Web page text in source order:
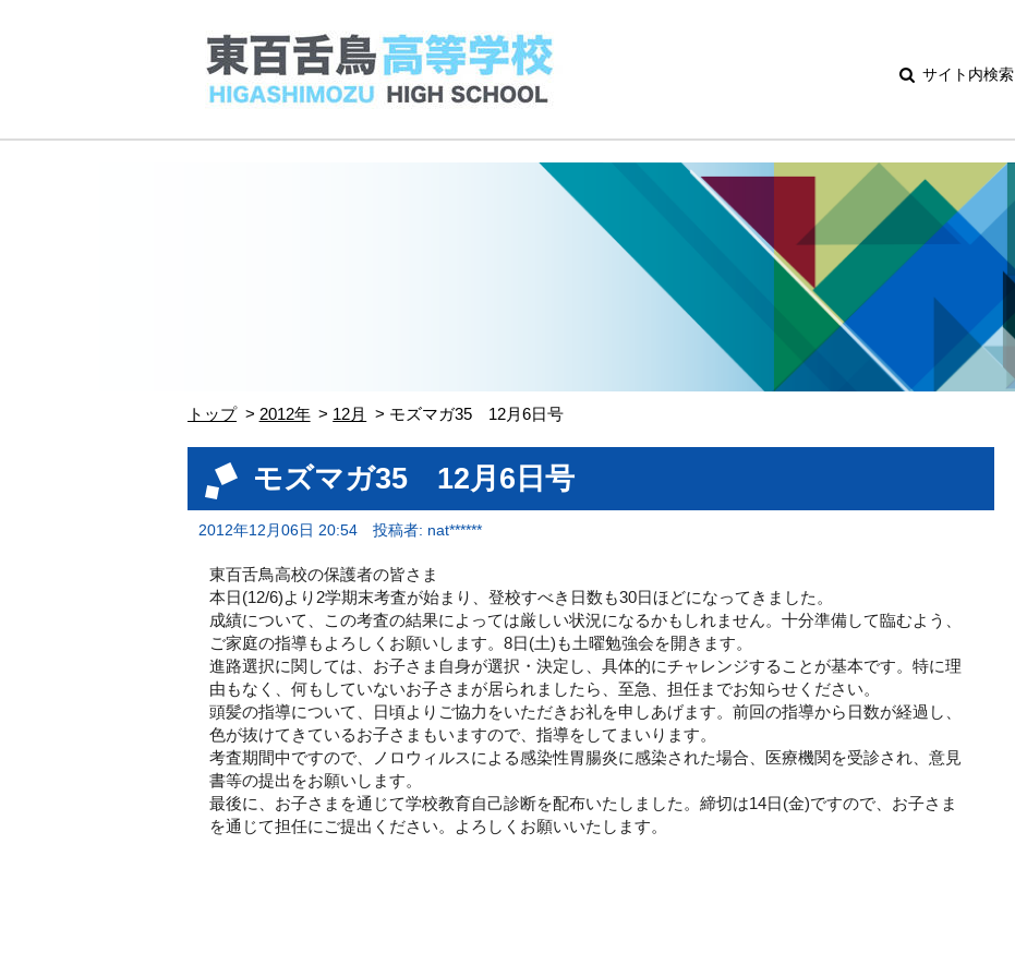
サイト内検索
トップ 2012年 12月 モズマガ35 12月6日号
モズマガ35 12月6日号
2012年12月06日 20:54 投稿者: nat******
東百舌鳥高校の保護者の皆さま
本日(12/6)より2学期末考査が始まり、 登校すべき日数も30日ほどになってきました。
成績について、
この考査の結果によっては厳しい状況になるかもしれません。 十分準備して臨むよう、
ご家庭の指導もよろしくお願いします。 8日(土)も土曜勉強会を開きます。
進路選択に関しては、お子さま自身が選択・決定し、 具体的にチャレンジすることが基本です。特に理
由もなく、 何もしていないお子さまが居られましたら、至急、 担任までお知らせください。
頭髪の指導について、
日頃よりご協力をいただきお礼を申しあげます。 前回の指導から日数が経過し、
色が抜けてきているお子さまもいますので、 指導をしてまいります。
考査期間中ですので、
ノロウィルスによる感染性胃腸炎に感染された場合、 医療機関を受診され、意見
書等の提出をお願いします。
最後に、お子さまを通じて学校教育自己診断を配布いたしました。 締切は14日(金)ですので、 お子さま
を通じて担任にご提出ください。
よろしくお願いいたします。